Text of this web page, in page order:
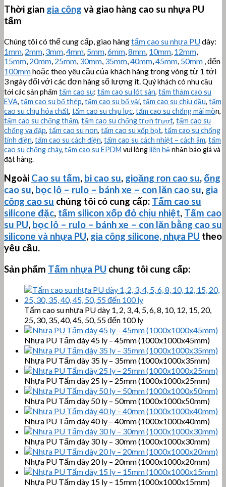
Thời gian gia công và giao hàng cao su nhựa PU
tấm
Chúng tôi có thể cung cấp, giao hàngtấm cao su nhựa PUdày:
1mm 2mm 3mm 4mm 5mm 6mm 8mm 10mm 12mm
15mm 20mm 25mm 30mm 35mm 40mm 45mm 50mm , đến
100mmhoặc theo yêu cầu của khách hàng trong vòng từ 1 tới
3 ngày đối với các đơn hàng số lượng ít. Quý khách có nhu cầu
tới các sản phẩm tấm cao su: tấm cao su lót sàn, tấm thảm cao su
EVA, tấm cao su bố thép, tấm cao su bố vải, tấm cao su chịu dầu, tấm
cao su chịu hóa chất, tấm cao su chịu lực, tấm cao su chống mài mòn,
tấm cao su chống thấm, tấm cao su chống trơn trượt, tấm cao su
chống va đập, tấm cao su non, tấm cao su xốp bọt, tấm cao su chống
tính điện, tấm cao su cách điện, tấm cao su cách nhiệt – cách âm, tấm
cao su chống cháy, tấm cao su EPDM vui lòngliên hệnhận báo giá và
đặt hàng.
Ngoài Cao su tấm, bi cao su, gioăng ron cao su,ống
cao su, bọc lô – rulo – bánh xe – con lăn cao su, gia
công cao su chúng tôi có cung cấp: Tấm cao su
silicone đặc, tấm silicon xốp đỏ chịu nhiệt, Tấm cao
su PU, bọc lô – rulo – bánh xe – con lăn bằng cao su
silicone và nhựa PU, gia công silicone, nhựa PU theo
yêu cầu.
Sản phẩm Tấm nhựa PU chung tôi cung cấp:
Tấm cao su nhựa PU dày 1, 2, 3, 4, 5, 6, 8, 10, 12, 15, 20,
25, 30, 35, 40, 45, 50, 55 đến 100 ly
Nhựa PU Tấm dày 45 ly – 45mm (1000x1000x45mm)
Nhựa PU Tấm dày 35 ly – 35mm (1000x1000x35mm)
Nhựa PU Tấm dày 25 ly – 25mm (1000x1000x25mm)
Nhựa PU Tấm dày 50 ly – 50mm (1000x1000x50mm)
Nhựa PU Tấm dày 40 ly – 40mm (1000x1000x40mm)
Nhựa PU Tấm dày 30 ly – 30mm (1000x1000x30mm)
Nhựa PU Tấm dày 20 ly – 20mm (1000x1000x20mm)
Nhựa PU Tấm dày 15 ly – 15mm (1000x1000x15mm)